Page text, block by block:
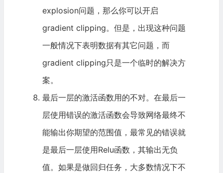
explosion问题，那么你可以开启
gradient clipping。但是，出现这种问题
一般情况下表明数据有其它问题，而
gradient clipping只是一个临时的解决方
案。
最后一层的激活函数用的不对。在最后一
层使用错误的激活函数会导致网络最终不
能输出你期望的范围值，最常见的错误就
是最后一层使用Relu函数，其输出无负
值。如果是做回归任务，大多数情况下不